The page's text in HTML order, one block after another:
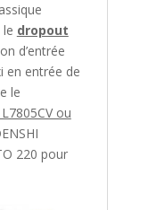
dropout
d’entrée
en entrée de
le
ou
220 pour